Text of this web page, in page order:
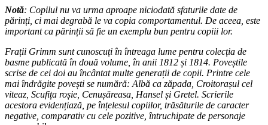
Notă: Copilul nu va urma aproape niciodată sfaturile date de
părinți, ci mai degrabă le va copia comportamentul. De aceea, este
important ca părinții să fie un exemplu bun pentru copiii lor.
Frații Grimm sunt cunoscuți în întreaga lume pentru colecția de
basme publicată în două volume, în anii 1812 și 1814. Poveștile
scrise de cei doi au încântat multe generații de copii. Printre cele
mai îndrăgite povești se numără: Albă ca zăpada, Croitorașul cel
viteaz, Scufița roșie, Cenușăreasa, Hansel și Gretel. Scrierile
acestora evidențiază, pe înțelesul copiilor, trăsăturile de caracter
negative, comparativ cu cele pozitive, întruchipate de personaje